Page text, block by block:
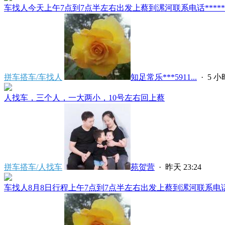
车找人今天上午7点到7点半左右出发上蔡到漯河联系电话
拼车搭车/车找人 知足常乐***5911... · 5 小
人找车，三个人，一大两小，10号左右回上蔡
拼车搭车/人找车 苑贺营 · 昨天 23:24
车找人8月8日行程上午7点到7点半左右出发上蔡到漯河联系电